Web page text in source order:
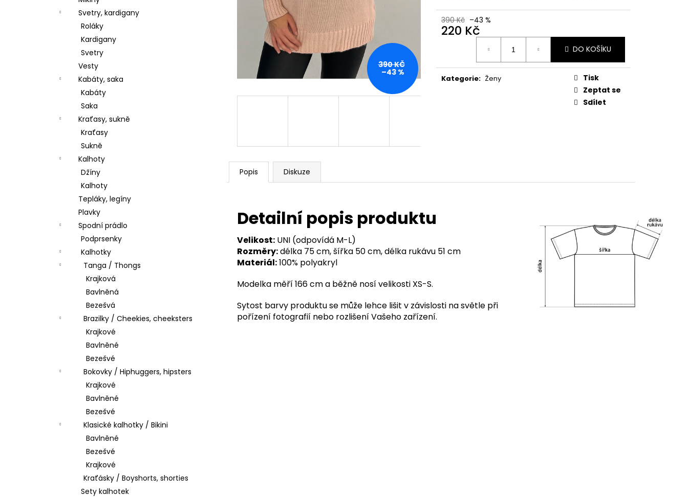
Svetry, kardigany
Roláky
Kardigany
Svetry
Vesty
Kabáty, saka
Kabáty
Saka
Kraťasy, sukně
Kraťasy
Sukně
Kalhoty
Džíny
Kalhoty
Tepláky, legíny
Plavky
Spodní prádlo
Podprsenky
Kalhotky
Tanga / Thongs
Krajková
Bavlněná
Bezešvá
Brazilky / Cheekies, cheeksters
Krajkové
Bavlněné
Bezešvé
Bokovky / Hiphuggers, hipsters
Krajkové
Bavlněné
Bezešvé
Klasické kalhotky / Bikini
Bavlněné
Bezešvé
Krajkové
Kraťásky / Boyshorts, shorties
Sety kalhotek
390 Kč –43 %
220 Kč
DO KOŠÍKU
Kategorie: Ženy
Tisk
Zeptat se
Sdílet
390 KČ
–43 %
Popis Diskuze
Detailní popis produktu
Velikost: UNI (odpovídá M-L)
Rozměry:délka 75 cm, šířka 50 cm, délka rukávu 51 cm
Materiál:100% polyakryl
Modelka měří 166 cm a běžně nosí velikosti XS-S.
Sytost barvy produktu se může lehce lišit v závislosti na světle při
pořízení fotografií nebo rozlišení Vašeho zařízení.